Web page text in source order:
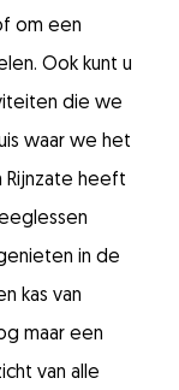
om een
Ook kunt u
die we
waar we het
heeft
in de
kas van
maar een
van alle